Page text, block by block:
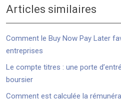
Articles similaires
Comment le Buy Now Pay Later
entreprises
Le compte titres : une porte
boursier
Comment est calculée la